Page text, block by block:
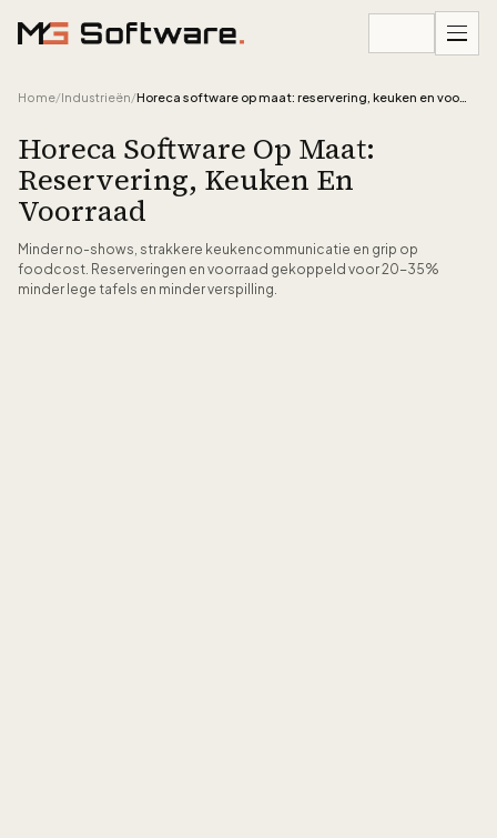
Home/Industrieën/
Horeca Software Op Maat:
Reservering, Keuken En
Voorraad
Minder no-shows, strakkere keukencommunicatie en grip op
foodcost. Reserveringen en voorraad gekoppeld voor 20-35%
minder lege tafels en minder verspilling.